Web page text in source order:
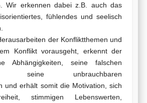
Wir erkennen dabei z.B. auch das
fühlendes und seelisch
der Konfliktthemen und
Konflikt vorausgeht, erkennt der
Abhängigkeiten, seine falschen
seine unbrauchbaren
und erhält somit die Motivation, sich
stimmigen Lebenswerten,